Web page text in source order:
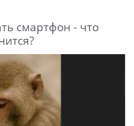
смартфон - что